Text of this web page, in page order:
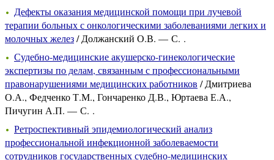
Дефекты оказания медицинской помощи при лучевой
терапии больных с онкологическими заболеваниями легких и
молочных желез/ Должанский О.В. — С. .
Судебно-медицинские акушерско-гинекологические
экспертизы по делам, связанным с профессиональными
правонарушениями медицинских работников / Дмитриева
О.А., Федченко Т.М., Гончаренко Д.В., Юртаева Е.А.,
Пичугин А.П. — С. .
Ретроспективный эпидемиологический анализ
профессиональной инфекционной заболеваемости
сотрудников государственных судебно-медицинских